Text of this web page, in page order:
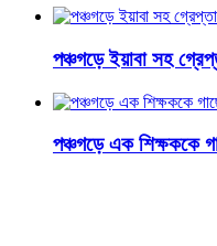
পঞ্চগড়ে ইয়াবা সহ
পঞ্চগড়ে এক শিক্ষককে